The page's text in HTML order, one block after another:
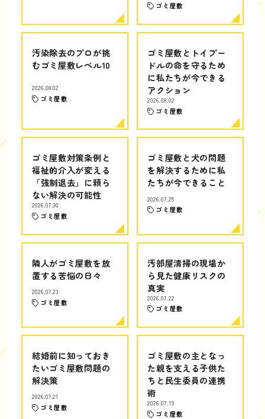
ゴミ屋敷
汚染除去のプロが挑
むゴミ屋敷レベル10
2026.08.02
ゴミ屋敷
ゴミ屋敷とトイプー
ドルの命を守るため
に私たちが今できる
アクション
2026.08.02
ゴミ屋敷
ゴミ屋敷対策条例と
福祉的介入が変える
「強制退去」に頼ら
ない解決の可能性
2026.07.30
ゴミ屋敷
ゴミ屋敷と犬の問題
を解決するために私
たちが今できること
2026.07.25
ゴミ屋敷
隣人がゴミ屋敷を放
置する苦悩の日々
2026.07.23
ゴミ屋敷
汚部屋清掃の現場か
ら見た健康リスクの
真実
2026.07.22
ゴミ屋敷
結婚前に知っておき
たいゴミ屋敷問題の
解決策
2026.07.21
ゴミ屋敷
ゴミ屋敷の主となっ
た親を支える子供た
ちと民生委員の連携
術
2026.07.19
ゴミ屋敷